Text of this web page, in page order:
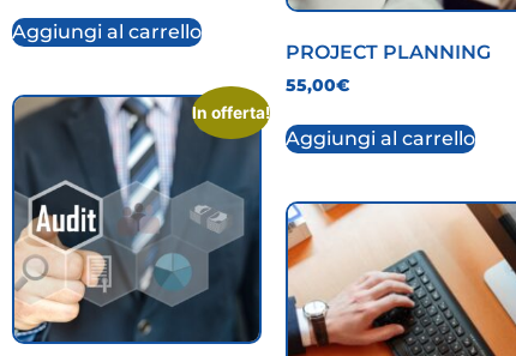
Aggiungi al carrello
In offerta!
PROJECT PLANNING
55,00€
Aggiungi al carrello